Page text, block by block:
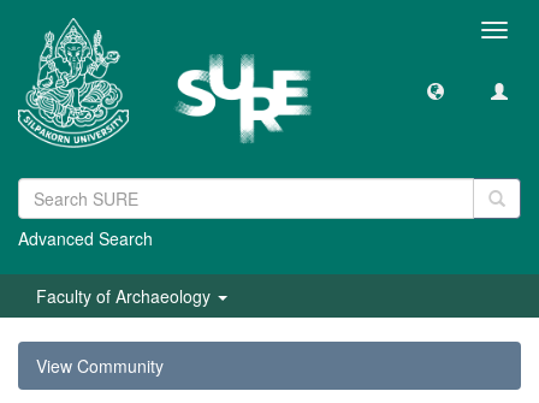
Advanced Search
Faculty of Archaeology
View Community